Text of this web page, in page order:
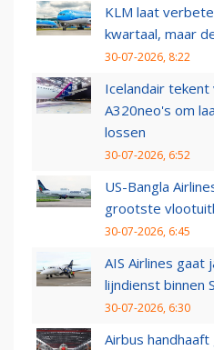
KLM laat
kwartaal, maar
30-07-2026, 8:22
Icelandair
A320neo's om
lossen
30-07-2026, 6:52
US-Bangla
grootste
30-07-2026, 6:45
AIS Airlines gaat
lijndienst binnen
30-07-2026, 6:30
Airbus